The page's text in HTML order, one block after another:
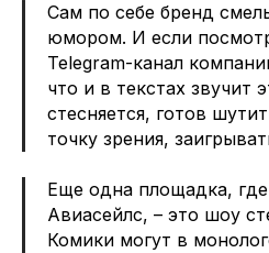
Сам по себе бренд
юмором. И если
Telegram-канал
что и в текстах звучит
стесняется, готов
точку зрения,
Еще одна площадка,
Авиасейлс, – это шоу
Комики могут в